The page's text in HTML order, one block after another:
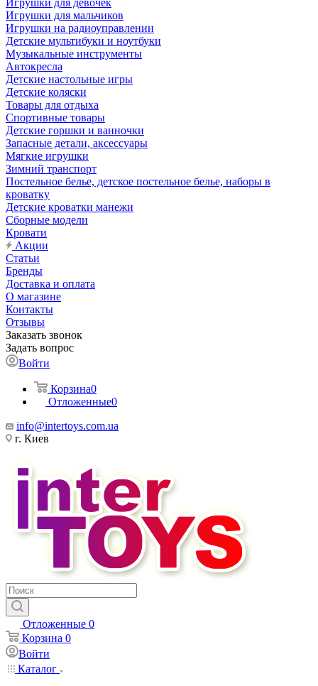
Игрушки для девочек
Игрушки для мальчиков
Игрушки на радиоуправлении
Детские мультибуки и ноутбуки
Музыкальные инструменты
Автокресла
Детские настольные игры
Детские коляски
Товары для отдыха
Спортивные товары
Детские горшки и ванночки
Запасные детали, аксессуары
Мягкие игрушки
Зимний транспорт
Постельное белье, детское постельное белье, наборы в
кроватку
Детские кроватки манежи
Сборные модели
Кровати
Акции
Статьи
Бренды
Доставка и оплата
О магазине
Контакты
Отзывы
Заказать звонок
Задать вопрос
Войти
Корзина0
Отложенные0
info@intertoys.com.ua
г. Киев
Отложенные 0
Корзина 0
Войти
Каталог